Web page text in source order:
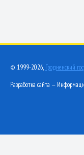
© 1999-2026, Гродненский
Разработка сайта —